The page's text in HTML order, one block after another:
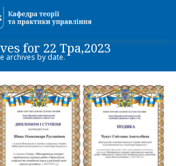
for 22 Тра,2023
archives by date.